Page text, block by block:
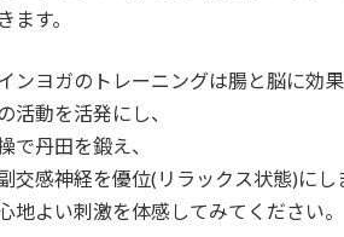
ます。
ンヨガのトレーニングは腸と脳に効
活動を活発にし、
で丹田を鍛え、
交感神経を優位(リラックス状態)にし
地よい刺激を体感してみてください。